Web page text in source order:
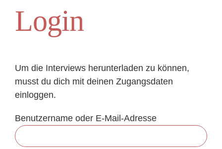
springenLogin
Um die Interviews herunterladen zu können,
musst du dich mit deinen Zugangsdaten
einloggen.
Benutzername oder E-Mail-Adresse